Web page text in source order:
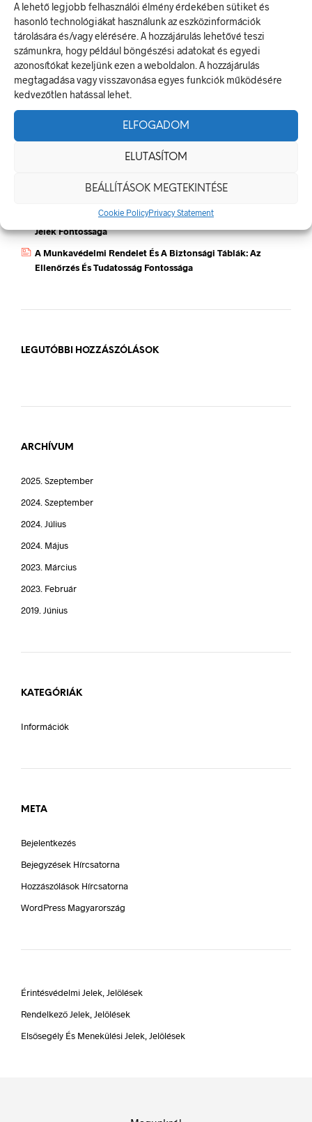
A lehető legjobb felhasználói élmény érdekében sütiket és
hasonló technológiákat használunk az eszközinformációk
tárolására és/vagy elérésére. A hozzájárulás lehetővé teszi
számunkra, hogy például böngészési adatokat és egyedi
azonosítókat kezeljünk ezen a weboldalon. A hozzájárulás
megtagadása vagy visszavonása egyes funkciók működésére
kedvezőtlen hatással lehet.
ELFOGADOM
ELUTASÍTOM
BEÁLLÍTÁSOK MEGTEKINTÉSE
Cookie PolicyPrivacy Statement
LEGUTÓBBI BEJEGYZÉSEK
Munkavédelmi Táblák És Biztonsági Jelzések – Miért
Nélkülözhetetlenek A Munkahelyen?
Jól Láthatósági Mellény: Miért Fontos, Hogyan Válaszd Ki,
És Hogyan Teheted Egyedivé?
Céges Logóval Ellátott Pólók: Az Identitás És Csapatszellem
Megtestesítői
A Biztonságos Hulladékgazdálkodás: A Hulladékgyűjtő
Jelek Fontossága
A Munkavédelmi Rendelet És A Biztonsági Táblák: Az
Ellenőrzés És Tudatosság Fontossága
LEGUTÓBBI HOZZÁSZÓLÁSOK
ARCHÍVUM
2025. Szeptember
2024. Szeptember
2024. Július
2024. Május
2023. Március
2023. Február
2019. Június
KATEGÓRIÁK
Információk
META
Bejelentkezés
Bejegyzések Hírcsatorna
Hozzászólások Hírcsatorna
WordPress Magyarország
Érintésvédelmi Jelek, Jelölések
Rendelkező Jelek, Jelölések
Elsősegély És Menekülési Jelek, Jelölések